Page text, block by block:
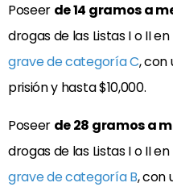
Poseer de 14 gramos a
drogas de las Listas I o II
grave de categoría C, con
prisión y hasta $10,000.
Poseer de 28 gramos a
drogas de las Listas I o II
grave de categoría B, con